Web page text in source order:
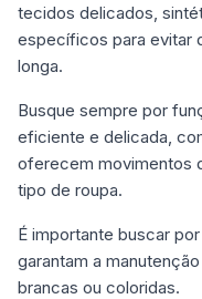
tecidos delicados,
específicos para evitar
longa.
Busque sempre por
eficiente e delicada,
oferecem movimentos
tipo de roupa.
É importante buscar
garantam a
brancas ou coloridas.